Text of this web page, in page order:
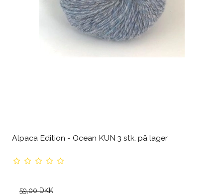
Alpaca Edition - Ocean KUN 3 stk. på lager
59,00 DKK